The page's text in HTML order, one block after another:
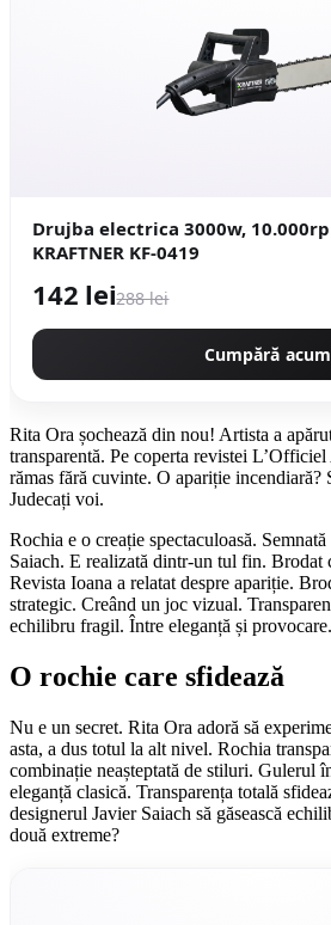
Drujba electrica 3000w,
KRAFTNER KF-0419
142 lei288 lei
Cumpără acum
Rita Ora șochează din nou! Artista a
transparentă. Pe coperta revistei
rămas fără cuvinte. O apariție incendiară?
Judecați voi.
Rochia e o creație spectaculoasă.
Saiach. E realizată dintr-un tul fin. Brodat
Revista Ioana a relatat despre apariție.
strategic. Creând un joc vizual.
echilibru fragil. Între eleganță și
O rochie care sfidează
Nu e un secret. Rita Ora adoră să
asta, a dus totul la alt nivel. Rochia
combinație neașteptată de stiluri. Gulerul
eleganță clasică. Transparența totală
designerul Javier Saiach să găsească
două extreme?